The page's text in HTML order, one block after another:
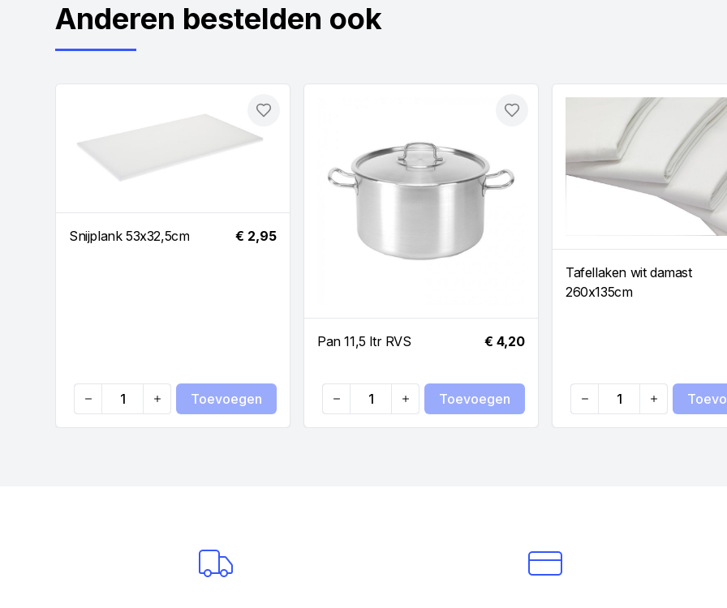
Anderen bestelden ook
Snijplank 53x32,5cm € 2,95
Toevoegen
Quantity
Toevoegen
Pan 11,5 ltr RVS € 4,20
Toevoegen
Quantity
Toevoegen
Tafellaken wit damast
260x135cm
Quantity